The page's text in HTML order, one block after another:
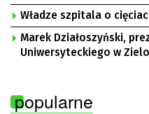
Władze szpitala o
Marek Działoszyński,
Uniwersyteckiego w
popularne